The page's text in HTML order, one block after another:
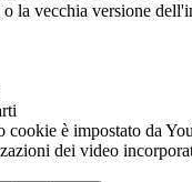
la vecchia versione
cookie è impostato da
dei video